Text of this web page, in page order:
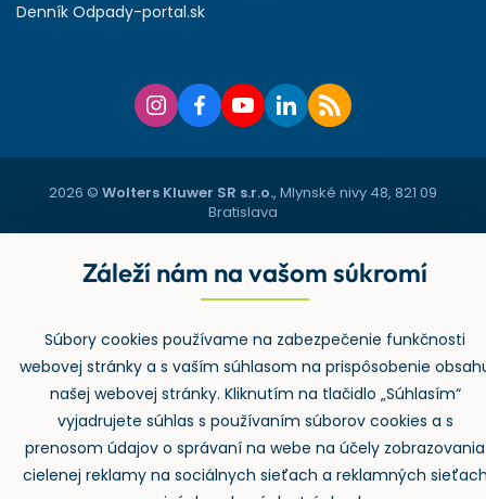
Denník Odpady-portal.sk
2026 © Wolters Kluwer SR s.r.o., Mlynské nivy 48, 821 09
Bratislava
vytvoril webProgress
Záleží nám na vašom súkromí
Súbory cookies používame na zabezpečenie funkčnosti
webovej stránky a s vaším súhlasom na prispôsobenie
našej webovej stránky. Kliknutím na tlačidlo „Súhlasím“
vyjadrujete súhlas s používaním súborov cookies a s
prenosom údajov o správaní na webe na účely zobrazovania
cielenej reklamy na sociálnych sieťach a reklamných